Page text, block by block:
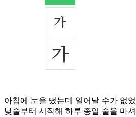
아침에 눈을 떴는데 일어날 수가 없
낮술부터 시작해 하루 종일 술을 마